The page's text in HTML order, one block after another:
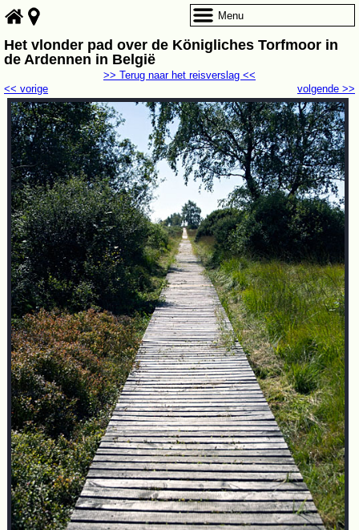
Het vlonder pad over de Königliches Torfmoor in
de Ardennen in België
volgende >>
<< vorige
>> Terug naar het reisverslag <<
Menu